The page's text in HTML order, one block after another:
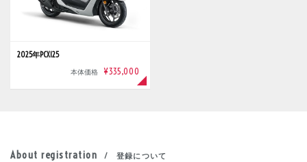
2025年PCX125
本体価格 ¥335,000
About registration / 登録について